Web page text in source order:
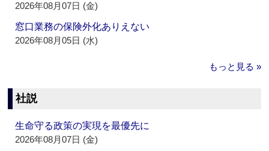
2026年08月07日 (金)
窓口業務の保険外化ありえない
2026年08月05日 (水)
もっと見る »
社説
生命守る政策の実現を最優先に
2026年08月07日 (金)